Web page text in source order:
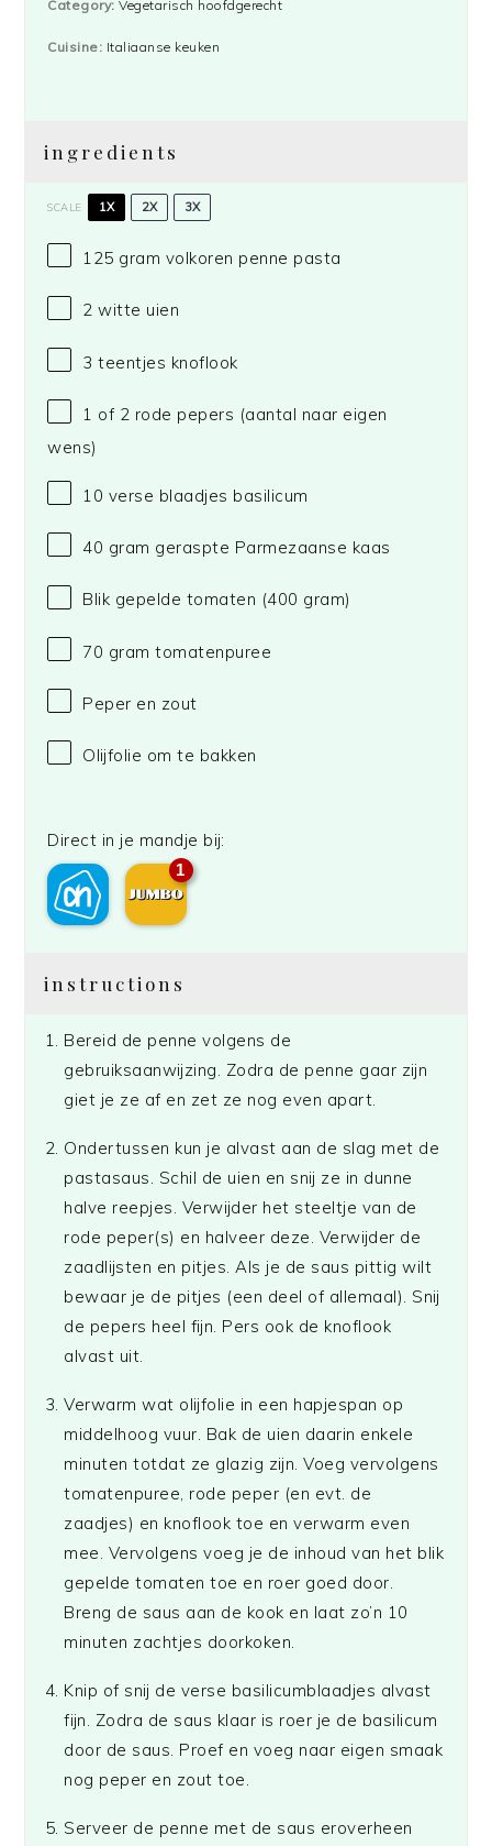
Category: Vegetarisch hoofdgerecht
Cuisine: Italiaanse keuken
ingredients
SCALE 1X 2X 3X
125 gram volkoren penne pasta
2 witte uien
3 teentjes knoflook
1 of 2 rode pepers (aantal naar eigen
wens)
10 verse blaadjes basilicum
40 gram geraspte Parmezaanse kaas
Blik gepelde tomaten (400 gram)
70 gram tomatenpuree
Peper en zout
Olijfolie om te bakken
Direct in je mandje bij:
1
instructions
Bereid de penne volgens de
gebruiksaanwijzing. Zodra de penne gaar zijn
giet je ze af en zet ze nog even apart.
Ondertussen kun je alvast aan de slag met de
pastasaus. Schil de uien en snij ze in dunne
halve reepjes. Verwijder het steeltje van de
rode peper(s) en halveer deze. Verwijder de
zaadlijsten en pitjes. Als je de saus pittig wilt
bewaar je de pitjes (een deel of allemaal). Snij
de pepers heel fijn. Pers ook de knoflook
alvast uit.
Verwarm wat olijfolie in een hapjespan op
middelhoog vuur. Bak de uien daarin enkele
minuten totdat ze glazig zijn. Voeg vervolgens
tomatenpuree, rode peper (en evt. de
zaadjes) en knoflook toe en verwarm even
mee. Vervolgens voeg je de inhoud van het blik
gepelde tomaten toe en roer goed door.
Breng de saus aan de kook en laat zo’n 10
minuten zachtjes doorkoken.
Knip of snij de verse basilicumblaadjes alvast
fijn. Zodra de saus klaar is roer je de basilicum
door de saus. Proef en voeg naar eigen smaak
nog peper en zout toe.
Serveer de penne met de saus eroverheen